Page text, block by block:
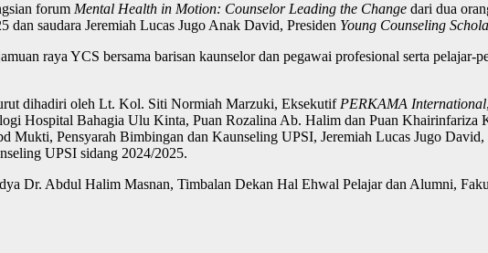
forum Mental Health in Motion: Counselor Leading the Change dari dua
dan saudara Jeremiah Lucas Jugo Anak David, Presiden Young Counseling
raya YCS bersama barisan kaunselor dan pegawai profesional serta
dihadiri oleh Lt. Kol. Siti Normiah Marzuki, EksekutifPERKAMA International
Hospital Bahagia Ulu Kinta, Puan Rozalina Ab. Halim dan Puan Khairinfariza
Pensyarah Bimbingan dan Kaunseling UPSI, Jeremiah Lucas Jugo David,
UPSI sidang 2024/2025.
Dr. Abdul Halim Masnan, Timbalan Dekan Hal Ehwal Pelajar dan Alumni,